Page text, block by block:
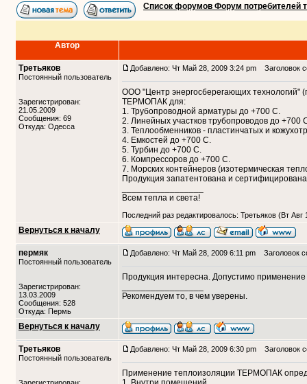
Список форумов Форум потребителей
Автор
Третьяков
Постоянный пользователь
Зарегистрирован:
21.05.2009
Сообщения: 69
Откуда: Одесса
Добавлено: Чт Май 28, 2009 3:24 pm Заголовок
ООО "Центр энергосберегающих технологий"
ТЕРМОПАК для:
1. Трубопроводной арматуры до +700 С.
2. Линейных участков трубопроводов до +700
3. Теплообменников - пластинчатых и
4. Емкостей до +700 С.
5. Турбин до +700 С.
6. Компрессоров до +700 С.
7. Морских контейнеров (изотермическая
Продукция запатентована и
Всем тепла и света!
Последний раз редактировалось: Третьяков (Вт
Вернуться к началу
пермяк
Постоянный пользователь
Зарегистрирован:
13.03.2009
Сообщения: 528
Откуда: Пермь
Добавлено: Чт Май 28, 2009 6:11 pm Заголовок
Продукция интересна. Допустимо
Рекомендуем то, в чем уверены.
Вернуться к началу
Третьяков
Постоянный пользователь
Добавлено: Чт Май 28, 2009 6:30 pm Заголовок
Применение теплоизоляции ТЕРМОПАК